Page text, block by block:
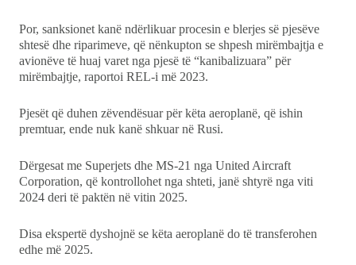
Por, sanksionet kanë ndërlikuar procesin e blerjes së pjesëve
shtesë dhe riparimeve, që nënkupton se shpesh mirëmbajtja e
avionëve të huaj varet nga pjesë të “kanibalizuara” për
mirëmbajtje, raportoi REL-i më 2023.
Pjesët që duhen zëvendësuar për këta aeroplanë, që ishin
premtuar, ende nuk kanë shkuar në Rusi.
Dërgesat me Superjets dhe MS-21 nga United Aircraft
Corporation, që kontrollohet nga shteti, janë shtyrë nga viti
2024 deri të paktën në vitin 2025.
Disa ekspertë dyshojnë se këta aeroplanë do të transferohen
edhe më 2025.